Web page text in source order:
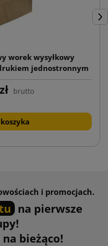
worek wysyłkowy
jednostronnym
brutto
i promocjach.
na pierwsze
na bieżąco!